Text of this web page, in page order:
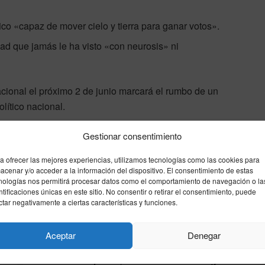
Gestionar consentimiento
ofrecer las mejores experiencias, utilizamos tecnologías como las cookies para
y/o acceder a la información del dispositivo. El consentimiento de estas
nos permitirá procesar datos como el comportamiento de navegación o
únicas en este sitio. No consentir o retirar el consentimiento, puede
negativamente a ciertas características y funciones.
Aceptar Denegar
«capaz de mover cielo y tierra para ganar votos».
que jamás le ha visto «con neurosis» ni
el próximo 2 de junio marcará el rumbo de un
nacional.
telurica Zapatero
Enviar Compartir Compartir 1
Detenido Jonathan Andic en relación con la